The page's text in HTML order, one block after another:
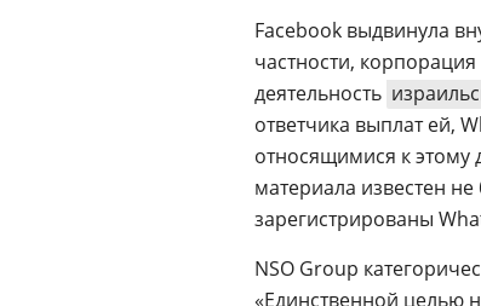
Facebook выдвинула
частности,
деятельность
ответчика выплат ей,
относящимися к
материала известен
зарегистрированы
NSO Group
«Единственной целью